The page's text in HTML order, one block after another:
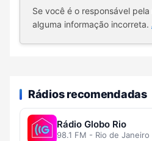
Se você é o responsável
alguma informação incorreta.
Rádios recomendadas
Rádio Globo Rio
98.1 FM - Rio de Janeiro